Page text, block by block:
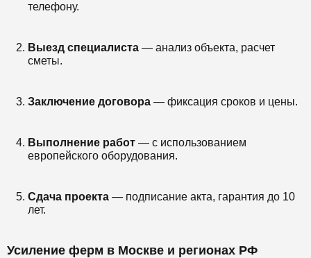
телефону.
Выезд специалиста — анализ объекта, расчет
сметы.
Заключение договора — фиксация сроков и цены.
Выполнение работ — с использованием
европейского оборудования.
Сдача проекта — подписание акта, гарантия до 10
лет.
Усиление ферм в Москве и регионах РФ